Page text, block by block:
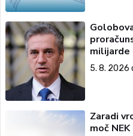
milijarde
5. 8. 2026
Zaradi
moč NEK